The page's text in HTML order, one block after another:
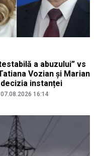
a abuzului” vs
Vozian și Marian
instanței
07.08.2026 16:14